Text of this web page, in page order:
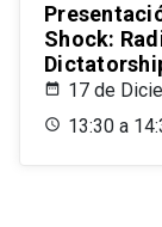
Shock:
17 de
13:30 a